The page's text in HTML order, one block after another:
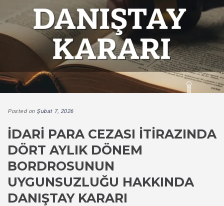
Posted on Şubat 7, 2026
İDARI PARA CEZASI İTIRAZINDA
DÖRT AYLIK DÖNEM
BORDROSUNUN
UYGUNSUZLUĞU HAKKINDA
DANIŞTAY KARARI